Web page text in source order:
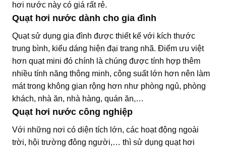
hơi nước này có giá rất rẻ.
Quạt hơi nước dành cho gia đình
Quạt sử dụng gia đình được thiết kế với kích thước
trung bình, kiểu dáng hiện đại trang nhã. Điểm ưu việt
hơn quạt mini đó chính là chúng được tính hợp thêm
nhiều tính năng thông minh, công suất lớn hơn nên làm
mát trong không gian rộng hơn như phòng ngủ, phòng
khách, nhà ăn, nhà hàng, quán ăn,…
Quạt hơi nước công nghiệp
Với những nơi có diện tích lớn, các hoạt động ngoài
trời, hội trường đông người,… thì sử dụng quạt hơi